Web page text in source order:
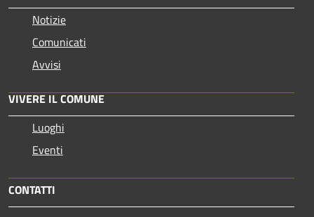
Notizie
Comunicati
Avvisi
VIVERE IL COMUNE
Luoghi
Eventi
CONTATTI